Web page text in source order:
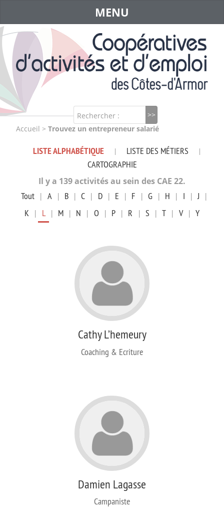
Rechercher :
MENU
Accueil > Trouvez un entrepreneur salarié
LISTE ALPHABÉTIQUE | LISTE DES MÉTIERS |
CARTOGRAPHIE
Il y a 139 activités au sein des CAE 22.
Tout | A | B | C | D | E | F | G | H | I | J |
K | L | M | N | O | P | R | S | T | V | Y
Cathy L’hemeury
Coaching & Ecriture
Damien Lagasse
Campaniste